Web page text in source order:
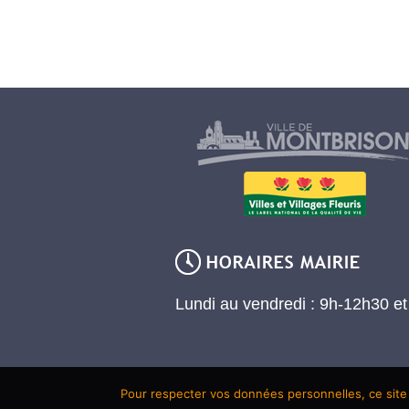
Lundi au vendredi : 9h-12h30
Pour respecter vos données personnelles, ce